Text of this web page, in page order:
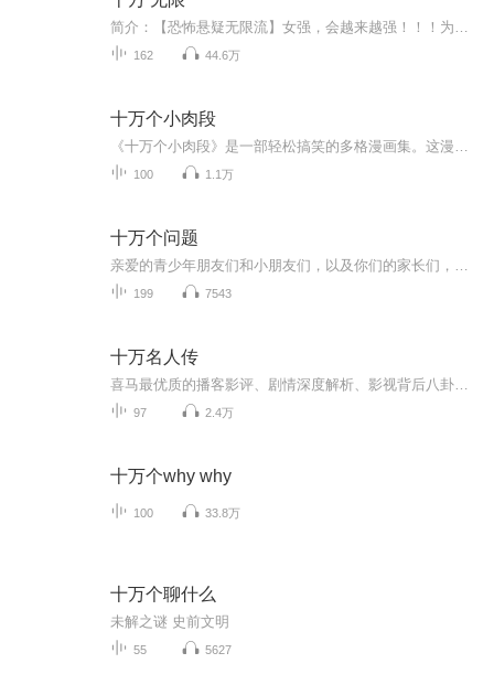
162 44.6万
十万个小肉段
100 1.1万
十万个问题
199 7543
十万名人传
97 2.4万
十万个why why
100 33.8万
十万个聊什么
未解之谜 史前文明
55 5627